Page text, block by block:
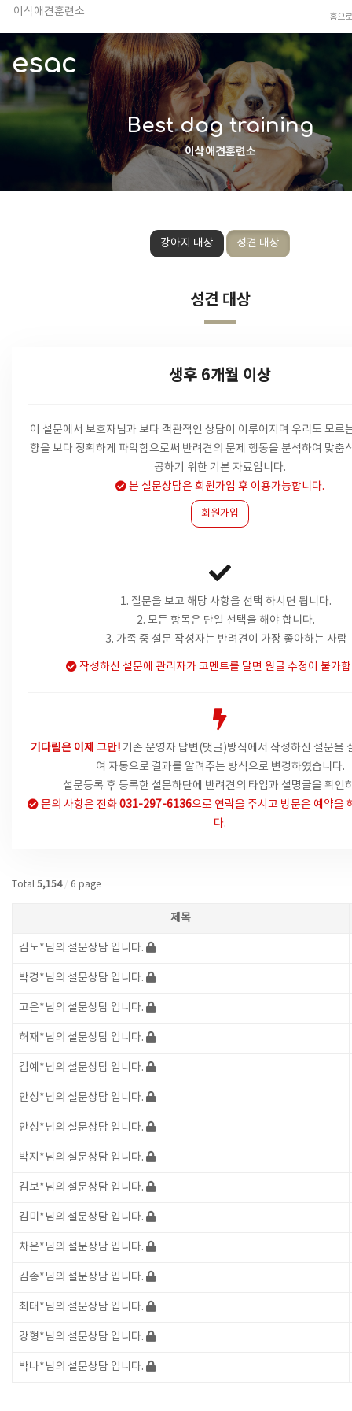
이삭애견훈련소
안전하고 행복한 펫티켓 선도!
경기도 화성시 봉담읍 위치
이찬종, 이웅종 소장 소개
홈으로
esac
Best dog training
이삭애견훈련소
강아지 대상 성견 대상
성견 대상
생후 6개월 이상
이 설문에서 보호자님과 보다 객관적인 상담이 이루어지며 우리도 모르
향을 보다 정확하게 파악함으로써 반려견의 문제 행동을 분석하여 맞춤
공하기 위한 기본 자료입니다.
본 설문상담은 회원가입 후 이용가능합니다.
회원가입
1. 질문을 보고 해당 사항을 선택 하시면 됩니다.
2. 모든 항목은 단일 선택을 해야 합니다.
3. 가족 중 설문 작성자는 반려견이 가장 좋아하는 사람
작성하신 설문에 관리자가 코멘트를 달면 원글 수정이 불가
기다림은 이제 그만!기존 운영자 답변(댓글)방식에서 작성하신 설문을
여 자동으로 결과를 알려주는 방식으로 변경하였습니다.
설문등록 후 등록한 설문하단에 반려견의 타입과 설명글을 확인
문의 사항은 전화031-297-6136으로 연락을 주시고 방문은 예약을
다.
Total 5,154 / 6 page
제목
김도*님의 설문상담 입니다.
박경*님의 설문상담 입니다.
고은*님의 설문상담 입니다.
허재*님의 설문상담 입니다.
김예*님의 설문상담 입니다.
안성*님의 설문상담 입니다.
안성*님의 설문상담 입니다.
박지*님의 설문상담 입니다.
김보*님의 설문상담 입니다.
김미*님의 설문상담 입니다.
차은*님의 설문상담 입니다.
김종*님의 설문상담 입니다.
최태*님의 설문상담 입니다.
강형*님의 설문상담 입니다.
박나*님의 설문상담 입니다.